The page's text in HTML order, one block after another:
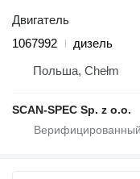
Двигатель
1067992
дизель
Польша, Chełm
SCAN-SPEC Sp. z o.o.